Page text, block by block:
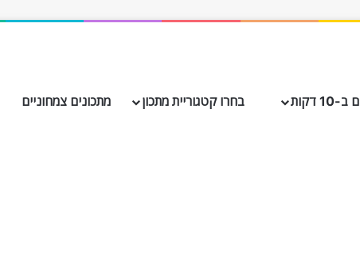
דקות בחרו קטגוריית מתכון מתכונים צמחוניים